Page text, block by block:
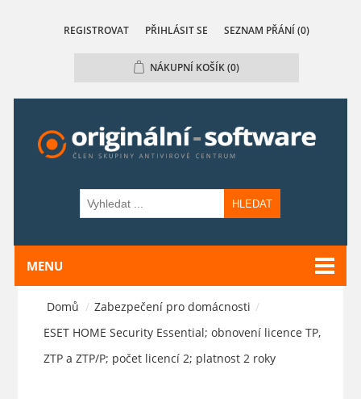
REGISTROVAT PŘIHLÁSIT SE SEZNAM PŘÁNÍ (0)
NÁKUPNÍ KOŠÍK(0)
HLEDAT
MENU
Domů / Zabezpečení pro domácnosti /
ESET HOME Security Essential; obnovení licence TP,
ZTP a ZTP/P; počet licencí 2; platnost 2 roky